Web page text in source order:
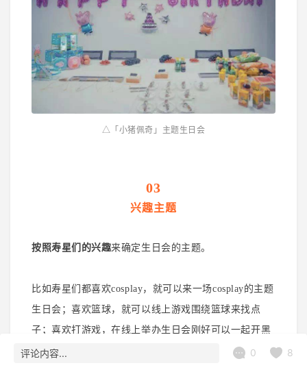
△「小猪佩奇」主题生日会
03
兴趣主题
按照寿星们的兴趣来确定生日会的主题。
比如寿星们都喜欢cosplay，就可以来一场cosplay的主题
生日会；喜欢篮球，就可以线上游戏围绕篮球来找点
子；喜欢打游戏，在线上举办生日会刚好可以一起开黑
组队！
评论内容... 0 8